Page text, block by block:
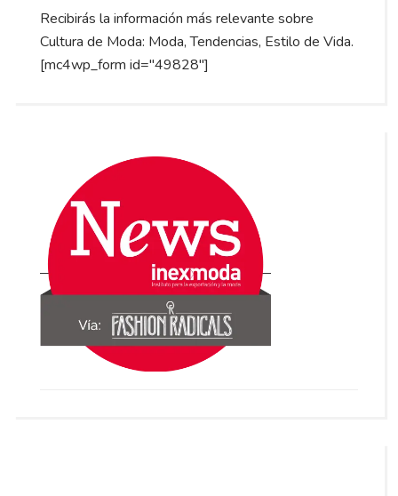
Recibirás la información más relevante sobre
Cultura de Moda: Moda, Tendencias, Estilo de Vida.
[mc4wp_form id="49828"]